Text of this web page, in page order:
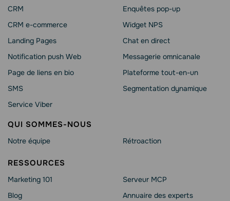
CRM
CRM e-commerce
Landing Pages
Notification push Web
Page de liens en bio
SMS
Service Viber
Enquêtes pop-up
Widget NPS
Chat en direct
Messagerie omnicanale
Plateforme tout-en-un
Segmentation dynamique
QUI SOMMES-NOUS
Notre équipe Rétroaction
RESSOURCES
Marketing 101
Blog
Serveur MCP
Annuaire des experts